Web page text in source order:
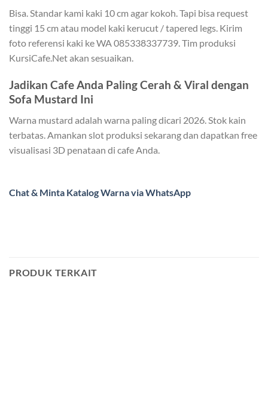
Bisa. Standar kami kaki 10 cm agar kokoh. Tapi bisa request
tinggi 15 cm atau model kaki kerucut / tapered legs. Kirim
foto referensi kaki ke WA 085338337739. Tim produksi
KursiCafe.Net akan sesuaikan.
Jadikan Cafe Anda Paling Cerah & Viral dengan
Sofa Mustard Ini
Warna mustard adalah warna paling dicari 2026. Stok kain
terbatas. Amankan slot produksi sekarang dan dapatkan free
visualisasi 3D penataan di cafe Anda.
Chat & Minta Katalog Warna via WhatsApp
PRODUK TERKAIT